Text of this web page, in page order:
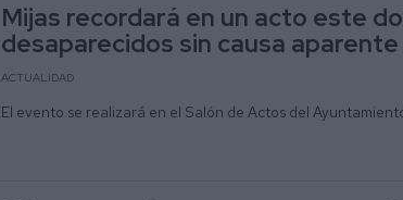
Mijas recordará en un acto este
desaparecidos sin causa aparente
ACTUALIDAD
El evento se realizará en el Salón de Actos del